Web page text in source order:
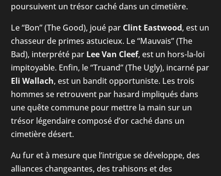
poursuivent un trésor caché dans un cimetière.
Le “Bon” (The Good), joué par Clint Eastwood, est un
chasseur de primes astucieux. Le “Mauvais” (The
Bad), interprété par Lee Van Cleef, est un hors-la-loi
impitoyable. Enfin, le “Truand” (The Ugly), incarné par
Eli Wallach, est un bandit opportuniste. Les trois
hommes se retrouvent par hasard impliqués dans
une quête commune pour mettre la main sur un
trésor légendaire composé d’or caché dans un
cimetière désert.
Au fur et à mesure que l’intrigue se développe, des
alliances changeantes, des trahisons et des